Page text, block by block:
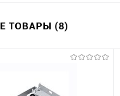
ТОВАРЫ (8)